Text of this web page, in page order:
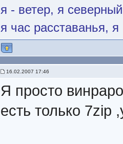
я - ветер, я
я час расставанья,
16.02.2007 17:46
Я просто
есть только 7zip